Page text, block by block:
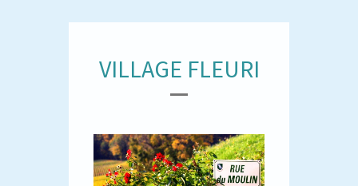
VILLAGE FLEURI